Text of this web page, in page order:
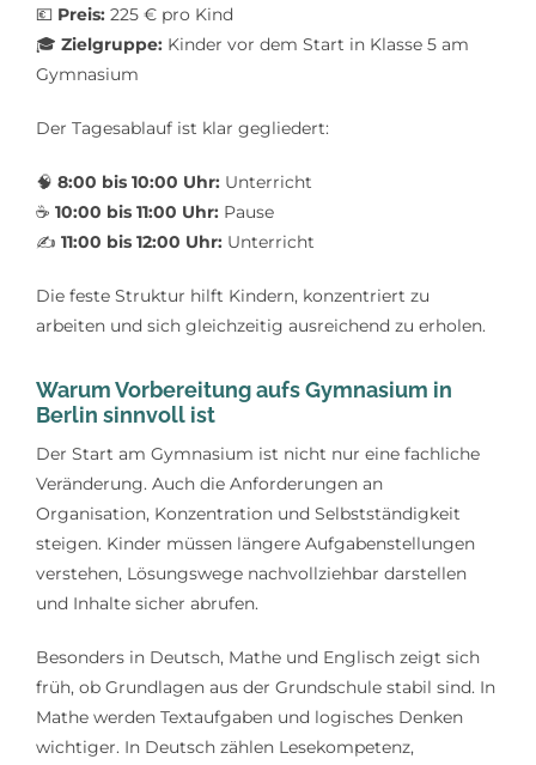
💶 Preis:225 € pro Kind
🎓 Zielgruppe:Kinder vor dem Start in Klasse 5 am
Gymnasium
Der Tagesablauf ist klar gegliedert:
🧠 8:00 bis 10:00 Uhr:Unterricht
☕ 10:00 bis 11:00 Uhr:Pause
✍️ 11:00 bis 12:00 Uhr:Unterricht
Die feste Struktur hilft Kindern, konzentriert zu
arbeiten und sich gleichzeitig ausreichend zu erholen.
Warum Vorbereitung aufs Gymnasium in
Berlin sinnvoll ist
Der Start am Gymnasium ist nicht nur eine fachliche
Veränderung. Auch die Anforderungen an
Organisation, Konzentration und Selbstständigkeit
steigen. Kinder müssen längere Aufgabenstellungen
verstehen, Lösungswege nachvollziehbar darstellen
und Inhalte sicher abrufen.
Besonders in Deutsch, Mathe und Englisch zeigt sich
früh, ob Grundlagen aus der Grundschule stabil sind. In
Mathe werden Textaufgaben und logisches Denken
wichtiger. In Deutsch zählen Lesekompetenz,